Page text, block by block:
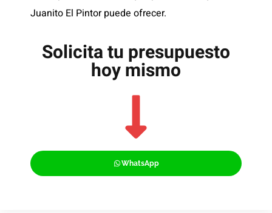
Juanito El Pintor puede ofrecer.
Solicita tu presupuesto
hoy mismo
WhatsApp